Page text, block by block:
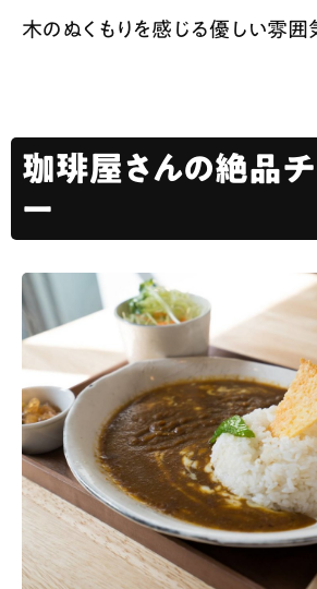
木のぬくもりを感じる優しい雰囲
珈琲屋さんの絶品
ー